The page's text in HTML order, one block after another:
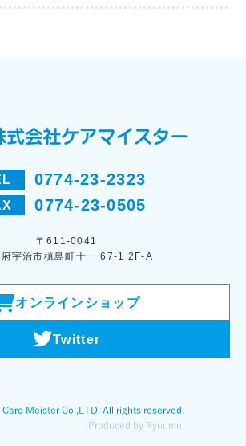
0774-23-2323
0774-23-0505
〒611-0041
宇治市槙島町十一 67-1 2F-A
オンラインショップ
Twitter